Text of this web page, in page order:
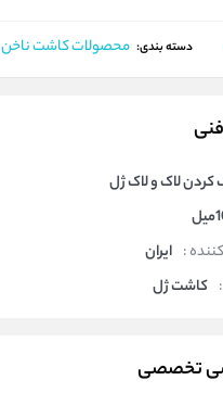
دسته بندی: محصولات کاشت ناخن
کردن لاک و لاک ژل
: ایران
کاشت ژل
تخصصی